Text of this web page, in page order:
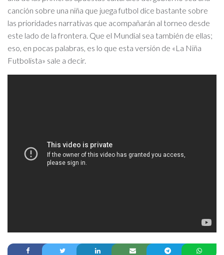
canción sobre una niña que juega futbol dice bastante sobre
las prioridades narrativas que acompañarán al torneo desde
este lado de la frontera. Que el Mundial sea también de ellas;
eso, en pocas palabras, es lo que esta versión de «La Niña
Futbolista» sale a decir.